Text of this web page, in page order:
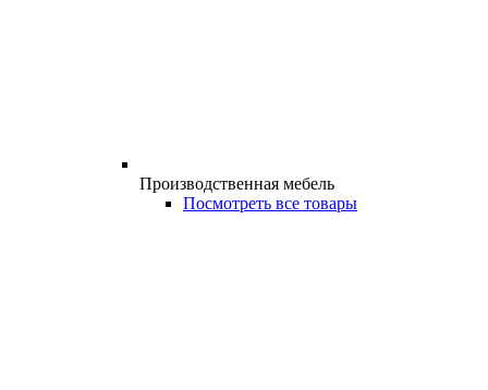
Производственная мебель
Посмотреть все товары